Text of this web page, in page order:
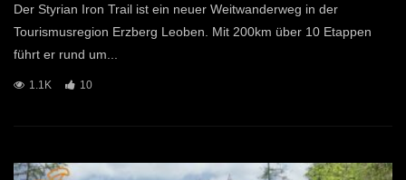
Der Styrian Iron Trail ist ein neuer Weitwanderweg in der
Tourismusregion Erzberg Leoben. Mit 200km über 10 Etappen
führt er rund um...
1.1K 10